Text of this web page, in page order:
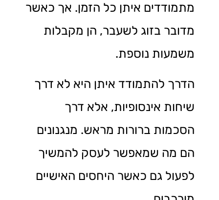
מתמודדים איתן כל הזמן. אך כאשר
מדובר בזוג לשעבר, הן מקבלות
משמעות נוספת.
הדרך להתמודד איתן היא לא דרך
שיחות אינסופיות, אלא דרך
הסכמות ברורות מראש. מנגנונים
הם מה שמאפשר לעסק להמשיך
לפעול גם כאשר היחסים האישיים